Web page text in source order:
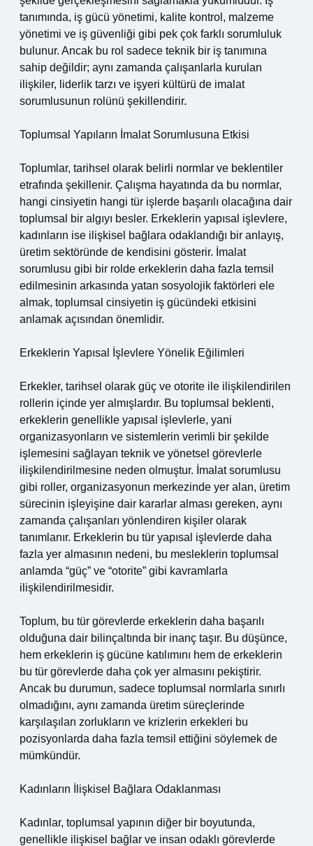
tanımında, iş gücü yönetimi, kalite kontrol, malzeme
yönetimi ve iş güvenliği gibi pek çok farklı sorumluluk
bulunur. Ancak bu rol sadece teknik bir iş tanımına
sahip değildir; aynı zamanda çalışanlarla kurulan
ilişkiler, liderlik tarzı ve işyeri kültürü de imalat
sorumlusunun rolünü şekillendirir.
Toplumsal Yapıların İmalat Sorumlusuna Etkisi
Toplumlar, tarihsel olarak belirli normlar ve beklentiler
etrafında şekillenir. Çalışma hayatında da bu normlar,
hangi cinsiyetin hangi tür işlerde başarılı olacağına dair
toplumsal bir algıyı besler. Erkeklerin yapısal işlevlere,
kadınların ise ilişkisel bağlara odaklandığı bir anlayış,
üretim sektöründe de kendisini gösterir. İmalat
sorumlusu gibi bir rolde erkeklerin daha fazla temsil
edilmesinin arkasında yatan sosyolojik faktörleri ele
almak, toplumsal cinsiyetin iş gücündeki etkisini
anlamak açısından önemlidir.
Erkeklerin Yapısal İşlevlere Yönelik Eğilimleri
Erkekler, tarihsel olarak güç ve otorite ile ilişkilendirilen
rollerin içinde yer almışlardır. Bu toplumsal beklenti,
erkeklerin genellikle yapısal işlevlerle, yani
organizasyonların ve sistemlerin verimli bir şekilde
işlemesini sağlayan teknik ve yönetsel görevlerle
ilişkilendirilmesine neden olmuştur. İmalat sorumlusu
gibi roller, organizasyonun merkezinde yer alan, üretim
sürecinin işleyişine dair kararlar alması gereken, aynı
zamanda çalışanları yönlendiren kişiler olarak
tanımlanır. Erkeklerin bu tür yapısal işlevlerde daha
fazla yer almasının nedeni, bu mesleklerin toplumsal
anlamda “güç” ve “otorite” gibi kavramlarla
ilişkilendirilmesidir.
Toplum, bu tür görevlerde erkeklerin daha başarılı
olduğuna dair bilinçaltında bir inanç taşır. Bu düşünce,
hem erkeklerin iş gücüne katılımını hem de erkeklerin
bu tür görevlerde daha çok yer almasını pekiştirir.
Ancak bu durumun, sadece toplumsal normlarla sınırlı
olmadığını, aynı zamanda üretim süreçlerinde
karşılaşılan zorlukların ve krizlerin erkekleri bu
pozisyonlarda daha fazla temsil ettiğini söylemek de
mümkündür.
Kadınların İlişkisel Bağlara Odaklanması
Kadınlar, toplumsal yapının diğer bir boyutunda,
genellikle ilişkisel bağlar ve insan odaklı görevlerde